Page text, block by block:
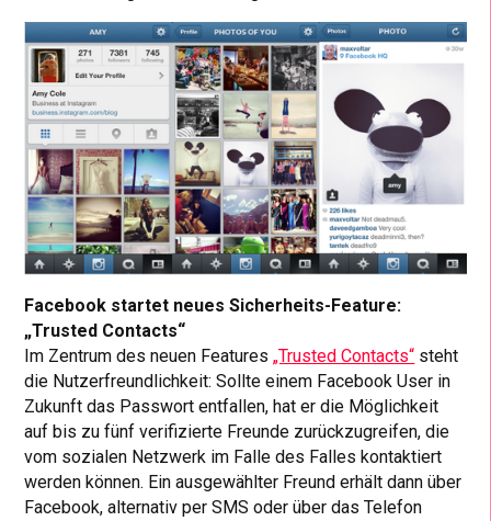
Facebook startet neues Sicherheits-Feature:
„Trusted Contacts“
Im Zentrum des neuen Features„Trusted Contacts“ steht
die Nutzerfreundlichkeit: Sollte einem Facebook User in
Zukunft das Passwort entfallen, hat er die Möglichkeit
auf bis zu fünf verifizierte Freunde zurückzugreifen, die
vom sozialen Netzwerk im Falle des Falles kontaktiert
werden können. Ein ausgewählter Freund erhält dann über
Facebook, alternativ per SMS oder über das Telefon